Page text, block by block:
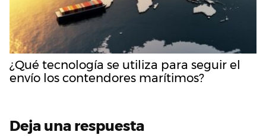
¿Qué tecnología se utiliza para seguir el
envío los contendores marítimos?
Deja una respuesta